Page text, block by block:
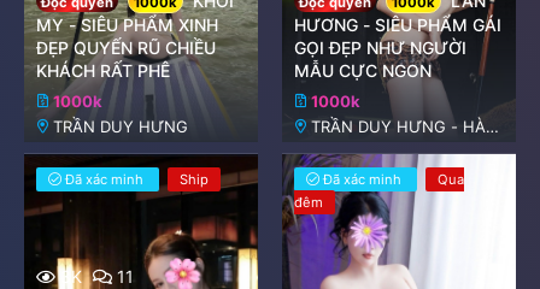
MY - SIÊU PHẨM XINH
ĐẸP QUYẾN RŨ CHIỀU
KHÁCH RẤT PHÊ
1000k
TRẦN DUY HƯNG
HƯƠNG - SIÊU PHẨM GÁI
GỌI ĐẸP NHƯ NGƯỜI
MẪU CỰC NGON
1000k
TRẦN DUY HƯNG - HÀ
Đã xác minh Ship
3K 11
Đã xác minh
Qua
đêm